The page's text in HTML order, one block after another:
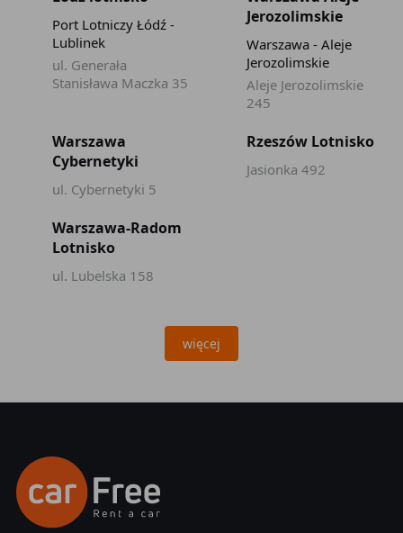
Port Lotniczy Łódź -
Lublinek
ul. Generała
Stanisława Maczka 35
Jerozolimskie
Warszawa - Aleje
Jerozolimskie
Aleje Jerozolimskie
245
Warszawa
Cybernetyki
ul. Cybernetyki 5
Rzeszów Lotnisko
Jasionka 492
Warszawa-Radom
Lotnisko
ul. Lubelska 158
więcej